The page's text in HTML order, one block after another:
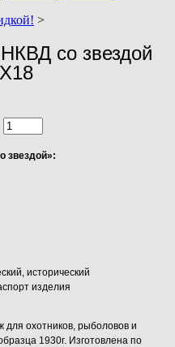
>
со звездой
звездой»:
исторический
изделия
охотников, рыболовов и
1930г. Изготовлена по